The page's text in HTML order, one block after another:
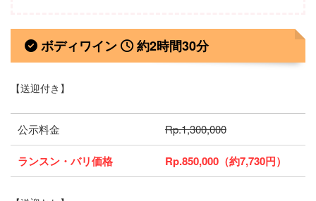
ボディワイン 約2時間30分
【送迎付き】
公示料金 Rp.1,300,000
ランスン・バリ価格 Rp.850,000（約7,730円）